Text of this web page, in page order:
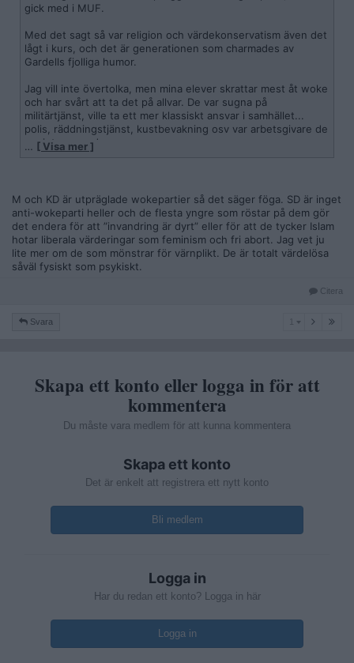
gick med i MUF.
Med det sagt så var religion och värdekonservatism även det
lågt i kurs, och det är generationen som charmades av
Gardells fjolliga humor.
Jag vill inte övertolka, men mina elever skrattar mest åt woke
och har svårt att ta det på allvar. De var sugna på
militärtjänst, ville ta ett mer klassiskt ansvar i samhället...
polis, räddningstjänst, kustbevakning osv var arbetsgivare de
var intresserad av.
M, KD och SD fick 57% av rösterna i riket. (Om jag nu
snabbräknade rätt)
Det är anmärkningsvärda siffror.
… [ Visa mer ]
M och KD är utpräglade wokepartier så det säger föga. SD är inget
anti-wokeparti heller och de flesta yngre som röstar på dem gör
det endera för att ”invandring är dyrt” eller för att de tycker Islam
hotar liberala värderingar som feminism och fri abort. Jag vet ju
lite mer om de som mönstrar för värnplikt. De är totalt värdelösa
såväl fysiskt som psykiskt.
Citera
Svara
Skapa ett konto eller logga in för att
kommentera
Du måste vara medlem för att kunna kommentera
Skapa ett konto
Det är enkelt att registrera ett nytt konto
Bli medlem
Logga in
Har du redan ett konto? Logga in här
Logga in